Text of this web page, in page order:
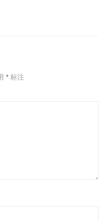
*标注